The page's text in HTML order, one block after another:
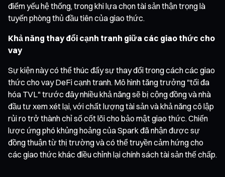
điểm yếu hệ thống, trong khi lựa chọn tài sản thận trọng là
tuyến phòng thủ đầu tiên của giao thức.
Khả năng thay đổi cạnh tranh giữa các giao thức cho
vay
Sự kiện này có thể thúc đẩy sự thay đổi trong cách các giao
thức cho vay DeFi cạnh tranh. Mô hình tăng trưởng "tối đa
hóa TVL" trước đây nhiều khả năng sẽ bị cộng đồng và nhà
đầu tư xem xét lại, với chất lượng tài sản và khả năng cô lập
rủi ro trở thành chỉ số cốt lõi cho bảo mật giao thức. Chiến
lược ứng phó khủng hoảng của Spark đã nhận được sự
đồng thuận từ thị trường và có thể truyền cảm hứng cho
các giao thức khác điều chỉnh lại chính sách tài sản thế chấp.